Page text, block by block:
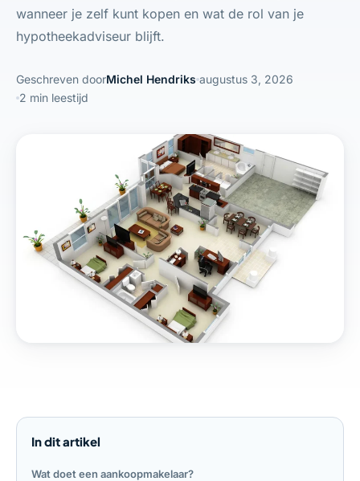
wanneer je zelf kunt kopen en wat de rol van je
hypotheekadviseur blijft.
Geschreven doorMichel Hendriks augustus 3, 2026
2 min leestijd
In dit artikel
Wat doet een aankoopmakelaar?